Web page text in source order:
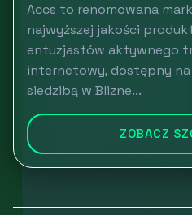
Accs to renomowana
najwyższej jakości
entuzjastów aktywnego
internetowy, dostępny
siedzibą w Blizne...
ZOBACZ